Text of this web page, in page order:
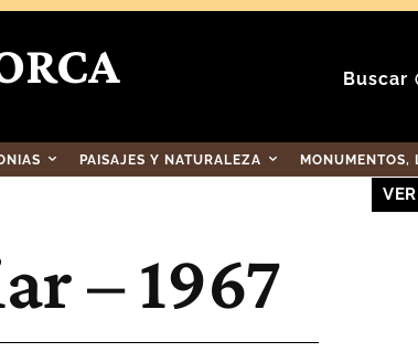
Buscar
PAISAJES Y NATURALEZA MONUMENTOS,
– 1967